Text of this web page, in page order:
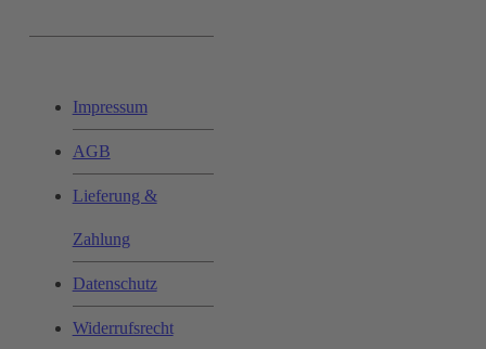
Impressum
AGB
Lieferung &
Zahlung
Datenschutz
Widerrufsrecht